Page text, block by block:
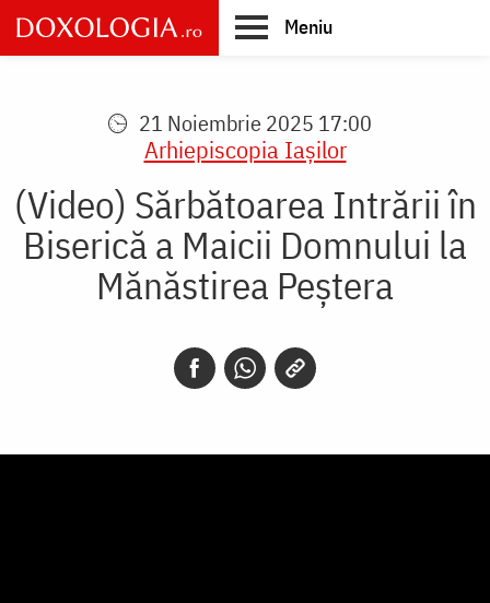
Skip
to
main
Meniu
21 Noiembrie 2025 17:00
Arhiepiscopia Iaşilor
(Video) Sărbătoarea Intrării în
Biserică a Maicii Domnului la
Mănăstirea Peștera